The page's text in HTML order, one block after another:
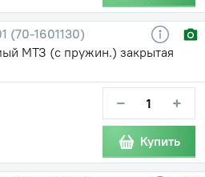
(70-1601130)
МТЗ (с пружин.) закрытая
− +
Купить